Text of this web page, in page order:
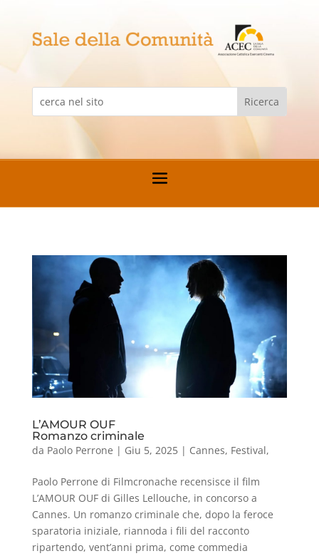
L’AMOUR OUF
Romanzo criminale
da Paolo Perrone | Giu 5, 2025| Cannes, Festival,
Paolo Perrone di Filmcronache recensisce il film
L’AMOUR OUF di Gilles Lellouche, in concorso a
Cannes. Un romanzo criminale che, dopo la feroce
sparatoria iniziale, riannoda i fili del racconto
ripartendo, vent’anni prima, come commedia